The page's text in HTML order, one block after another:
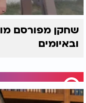
שחקן מפורסם
ובאיומים